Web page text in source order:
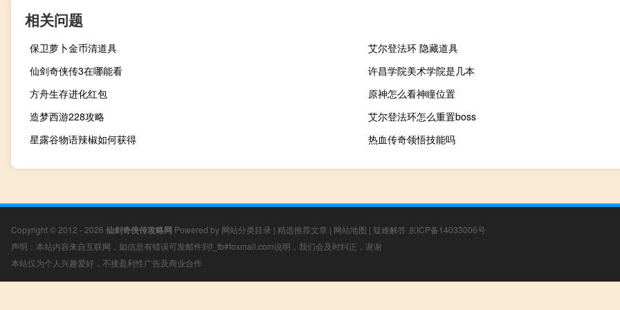
相关问题
保卫萝卜金币清道具
艾尔登法环 隐藏道具
仙剑奇侠传3在哪能看
许昌学院美术学院是几本
方舟生存进化红包
原神怎么看神瞳位置
造梦西游228攻略
艾尔登法环怎么重置boss
星露谷物语辣椒如何获得
热血传奇领悟技能吗
Copyright © 2012 - 2026 仙剑奇侠传攻略网 Powered by 网站分类目录 | 精选推荐文章 | 网站地图 | 疑难解答 京ICP备14033006号
声明：本站内容来自互联网，如信息有错误可发邮件到f_fb#foxmail.com说明，我们会及时纠正，谢谢
本站仅为个人兴趣爱好，不接盈利性广告及商业合作